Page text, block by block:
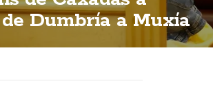
Dumbría a Muxía